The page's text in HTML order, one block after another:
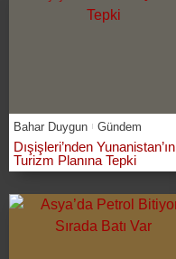
Bahar Duygun Gündem
Dışişleri’nden Yunanistan’ın
Turizm Planına Tepki